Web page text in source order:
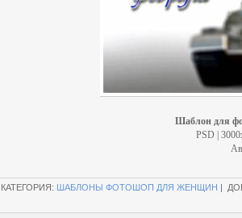
Шаблон для
PSD |
КАТЕГОРИЯ: ШАБЛОНЫ ФОТОШОП ДЛЯ ЖЕНЩИН |